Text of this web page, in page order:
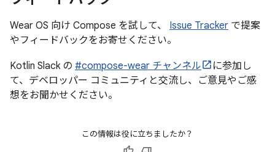
Wear OS 向け Compose を試して、 Issue Tracker で提案
やフィードバックをお寄せください。
Kotlin Slack の #compose-wear チャンネル
に参加し
て、デベロッパー コミュニティと交流し、ご意見やご感
想をお聞かせください。
この情報は役に立ちましたか？